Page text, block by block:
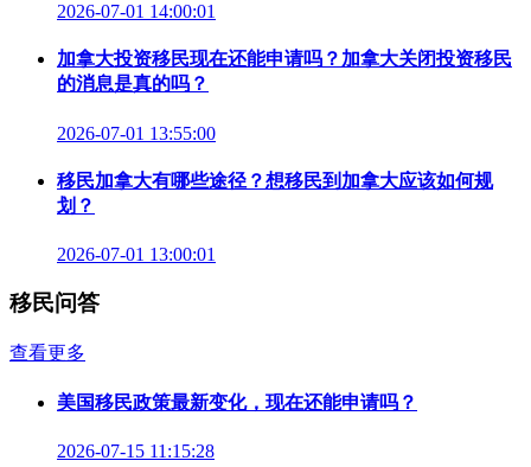
2026-07-01 14:00:01
加拿大投资移民现在还能申请吗？加拿大关闭投资移民
的消息是真的吗？
2026-07-01 13:55:00
移民加拿大有哪些途径？想移民到加拿大应该如何规
划？
2026-07-01 13:00:01
移民问答
查看更多
美国移民政策最新变化，现在还能申请吗？
2026-07-15 11:15:28